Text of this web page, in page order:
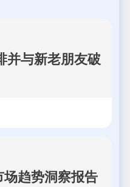
并与新老朋友破
趋势洞察报告